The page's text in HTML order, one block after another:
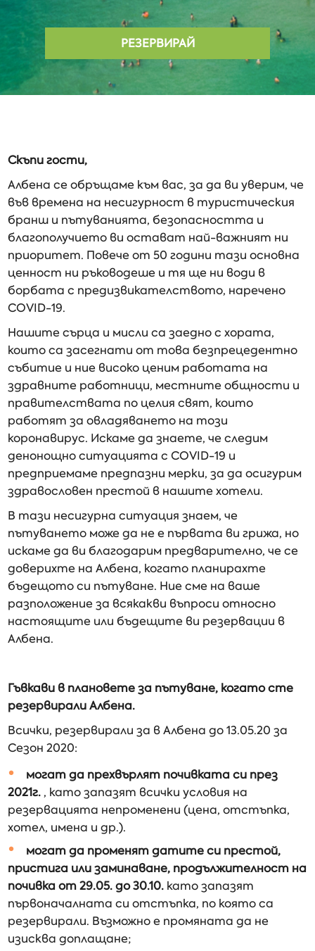
РЕЗЕРВИРАЙ
Скъпи гости,
Албена се обръщаме към вас, за да ви уверим, че
във времена на несигурност в туристическия
бранш и пътуванията, безопасността и
благополучието ви остават най-важният ни
приоритет. Повече от 50 години тази основна
ценност ни ръководеше и тя ще ни води в
борбата с предизвикателството, наречено
COVID-19.
Нашите сърца и мисли са заедно с хората,
които са засегнати от това безпрецедентно
събитие и ние високо ценим работата на
здравните работници, местните общности и
правителствата по целия свят, които
работят за овладяването на този
коронавирус. Искаме да знаете, че следим
денонощно ситуацията с COVID-19 и
предприемаме предпазни мерки, за да осигурим
здравословен престой в нашите хотели.
В тази несигурна ситуация знаем, че
пътуването може да не е първата ви грижа, но
искаме да ви благодарим предварително, че се
доверихте на Албена, когато планирахте
бъдещото си пътуване. Ние сме на ваше
разположение за всякакви въпроси относно
настоящите или бъдещите ви резервации в
Албена.
Гъвкави в плановете за пътуване, когато сте
резервирали Албена.
Всички, резервирали за в Албена до 13.05.20 за
Сезон 2020:
могат да прехвърлят почивката си през
2021г. , като запазят всички условия на
резервацията непроменени (цена, отстъпка,
хотел, имена и др.).
могат да променят датите си престой,
пристига или заминаване, продължителност на
почивка от 29.05. до 30.10. като запазят
първоначалната си отстъпка, по която са
резервирали. Възможно е промяната да не
изисква доплащане;